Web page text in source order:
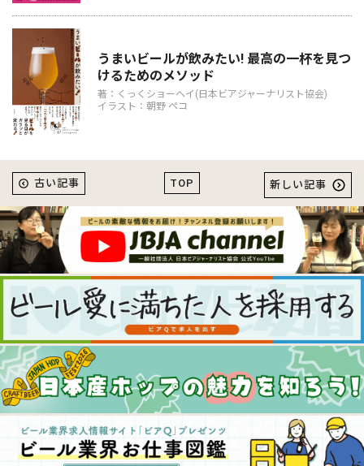
うまいビールが飲みたい! 最高の一杯を見つ
けるためのメソッド
著：くっくショーヘイ(日本ビアジャーナリスト協会)
イラスト：朝野 ペコ
TOP
古い記事 新しい記事